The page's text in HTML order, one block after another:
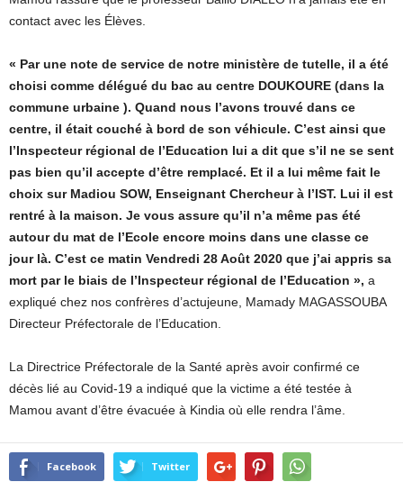
contact avec les Élèves.
« Par une note de service de notre ministère de tutelle, il a été
choisi comme délégué du bac au centre DOUKOURE (dans la
commune urbaine ). Quand nous l’avons trouvé dans ce
centre, il était couché à bord de son véhicule. C’est ainsi que
l’Inspecteur régional de l’Education lui a dit que s’il ne se sent
pas bien qu’il accepte d’être remplacé. Et il a lui même fait le
choix sur Madiou SOW, Enseignant Chercheur à l’IST. Lui il est
rentré à la maison. Je vous assure qu’il n’a même pas été
autour du mat de l’Ecole encore moins dans une classe ce
jour là. C’est ce matin Vendredi 28 Août 2020 que j’ai appris sa
mort par le biais de l’Inspecteur régional de l’Education », a
expliqué chez nos confrères d’actujeune, Mamady MAGASSOUBA
Directeur Préfectorale de l’Education.
La Directrice Préfectorale de la Santé après avoir confirmé ce
décès lié au Covid-19 a indiqué que la victime a été testée à
Mamou avant d’être évacuée à Kindia où elle rendra l’âme.
Facebook Twitter